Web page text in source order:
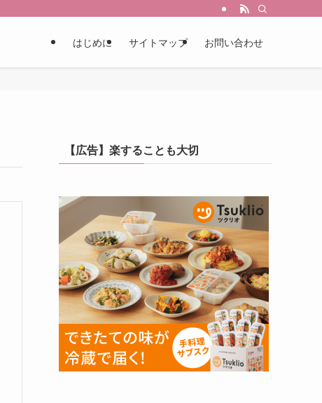
はじめに サイトマップ お問い合わせ
【広告】楽することも大切